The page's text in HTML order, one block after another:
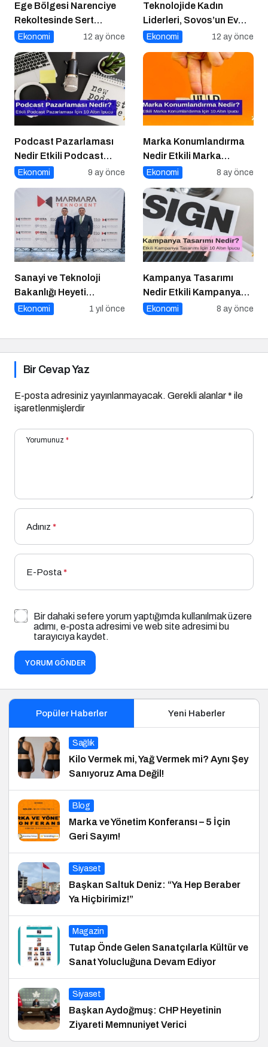
Ege Bölgesi Narenciye
Rekoltesinde Sert
Düşüş: Üretim Yüzde 34
Ekonomi 12 ay önce
Teknolojide Kadın
Liderleri, Sovos’un Ev
Sahipliğinde Bir Araya
Ekonomi 12 ay önce
Podcast Pazarlaması
Nedir Etkili Podcast
Pazarlaması için 10
Ekonomi 9 ay önce
Marka Konumlandırma
Nedir Etkili Marka
Konumlandırma İçin 10
Ekonomi 8 ay önce
Sanayi ve Teknoloji
Bakanlığı Heyeti
Marmara Teknokent’i
Ekonomi 1 yıl önce
Kampanya Tasarımı
Nedir Etkili Kampanya
Tasarımı İçin 10 Altın
Ekonomi 8 ay önce
Bir Cevap Yaz
E-posta adresiniz yayınlanmayacak. Gerekli alanlar* ile
işaretlenmişlerdir
Yorumunuz *
Adınız *
E-Posta*
Bir dahaki sefere yorum yaptığımda kullanılmak üzere
adımı, e-posta adresimi ve web site adresimi bu
tarayıcıya kaydet.
YORUM GÖNDER
Popüler Haberler Yeni Haberler
Sağlık
Kilo Vermek mi, Yağ Vermek mi? Aynı Şey
Sanıyoruz Ama Değil!
Blog
Marka ve Yönetim Konferansı – 5 İçin
Geri Sayım!
Siyaset
Başkan Saltuk Deniz: “Ya Hep Beraber
Ya Hiçbirimiz!”
Magazin
Tutap Önde Gelen Sanatçılarla Kültür ve
Sanat Yolucluğuna Devam Ediyor
Siyaset
Başkan Aydoğmuş: CHP Heyetinin
Ziyareti Memnuniyet Verici